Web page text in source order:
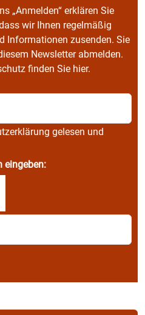
„Anmelden“ erklären Sie
wir Ihnen regelmäßig
Informationen zusenden. Sie
Newsletter abmelden.
finden Sie hier.
gelesen und
eingeben: